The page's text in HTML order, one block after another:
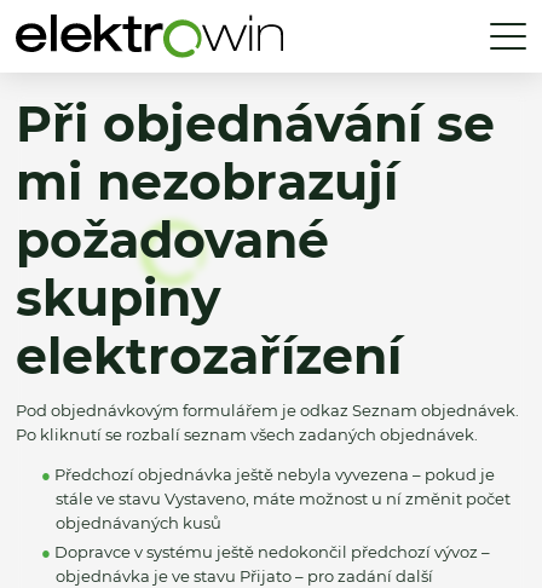
Při objednávání se
mi nezobrazují
požadované
skupiny
elektrozařízení
Pod objednávkovým formulářem je odkaz Seznam objednávek.
Po kliknutí se rozbalí seznam všech zadaných objednávek.
Předchozí objednávka ještě nebyla vyvezena – pokud je
stále ve stavu Vystaveno, máte možnost u ní změnit počet
objednávaných kusů
Dopravce v systému ještě nedokončil předchozí vývoz –
objednávka je ve stavu Přijato – pro zadání další